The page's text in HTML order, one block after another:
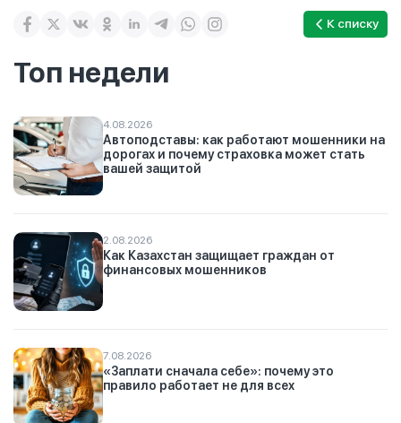
К списку
Топ недели
4.08.2026
Автоподставы: как работают мошенники на
дорогах и почему страховка может стать
вашей защитой
2.08.2026
Как Казахстан защищает граждан от
финансовых мошенников
7.08.2026
«Заплати сначала себе»: почему это
правило работает не для всех